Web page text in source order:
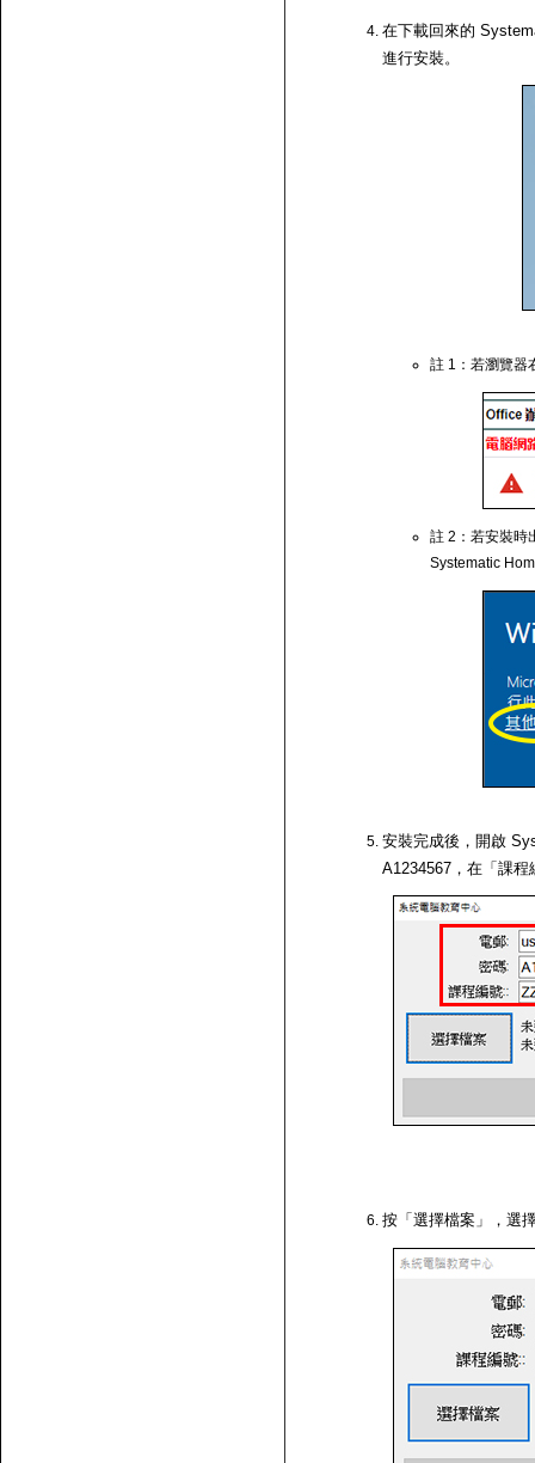
在下載回來的
進行安裝。
註 1：若瀏覽器
註 2：若安裝時
Systematic
安裝完成後，開啟
A1234567，在「課
按「選擇檔案」，選